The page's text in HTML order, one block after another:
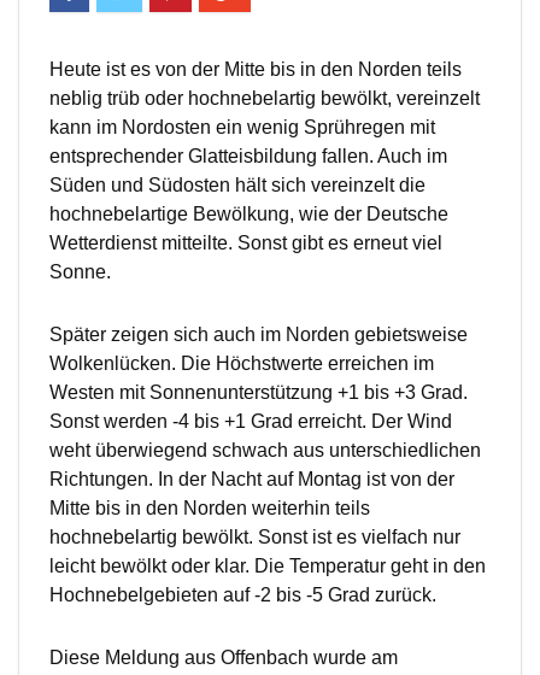
Heute ist es von der Mitte bis in den Norden teils
neblig trüb oder hochnebelartig bewölkt, vereinzelt
kann im Nordosten ein wenig Sprühregen mit
entsprechender Glatteisbildung fallen. Auch im
Süden und Südosten hält sich vereinzelt die
hochnebelartige Bewölkung, wie der Deutsche
Wetterdienst mitteilte. Sonst gibt es erneut viel
Sonne.
Später zeigen sich auch im Norden gebietsweise
Wolkenlücken. Die Höchstwerte erreichen im
Westen mit Sonnenunterstützung +1 bis +3 Grad.
Sonst werden -4 bis +1 Grad erreicht. Der Wind
weht überwiegend schwach aus unterschiedlichen
Richtungen. In der Nacht auf Montag ist von der
Mitte bis in den Norden weiterhin teils
hochnebelartig bewölkt. Sonst ist es vielfach nur
leicht bewölkt oder klar. Die Temperatur geht in den
Hochnebelgebieten auf -2 bis -5 Grad zurück.
Diese Meldung aus Offenbach wurde am